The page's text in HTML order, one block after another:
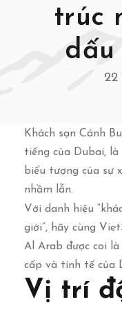
22
trúc
dấu
Khách sạn Cánh
tiếng của Dubai,
biểu tượng của sự
nhầm lẫn.
Với danh hiệu
giới”, hãy cùng
Al Arab được coi
cấp và tinh tế của
Vị trí